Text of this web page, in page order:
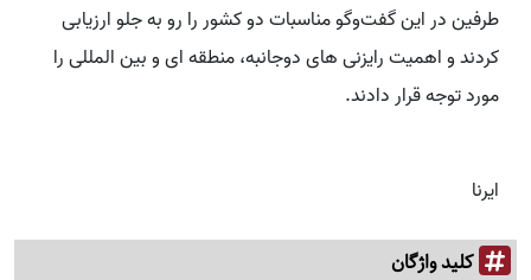
طرفین در این گفت‌وگو مناسبات دو کشور را رو به جلو ارزیابی
کردند و اهمیت رایزنی های دوجانبه، منطقه ای و بین المللی را
مورد توجه قرار دادند.
ایرنا
کلید واژگان